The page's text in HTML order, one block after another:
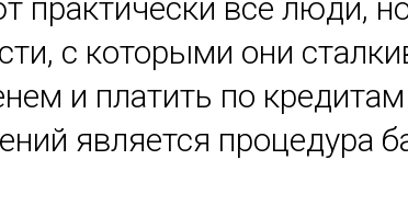
практически все люди,
с которыми они
и платить по
является процедура